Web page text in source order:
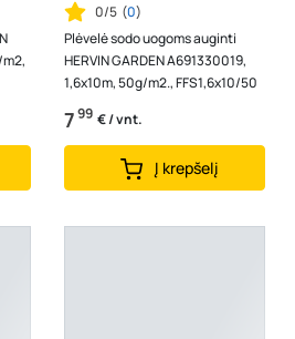
0/5 (0)
Plėvelė sodo uogoms auginti
HERVIN GARDEN A691330019,
1,6x10m, 50g/m2., FFS1,6x10/50
799 € / vnt.
Į krepšelį